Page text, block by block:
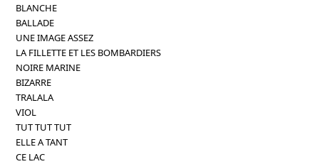
BLANCHE
BALLADE
UNE IMAGE ASSEZ
LA FILLETTE ET LES BOMBARDIERS
NOIRE MARINE
BIZARRE
TRALALA
VIOL
TUT TUT TUT
ELLE A TANT
CE LAC